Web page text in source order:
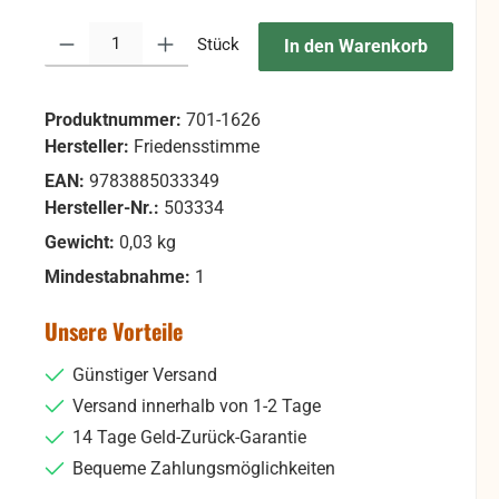
Produkt Anzahl: Gib den gewünschten Wert ein oder benutze
Stück In den Warenkorb
Produktnummer: 701-1626
Hersteller: Friedensstimme
EAN: 9783885033349
Hersteller-Nr.: 503334
Gewicht: 0,03 kg
Mindestabnahme: 1
Unsere Vorteile
Günstiger Versand
Versand innerhalb von 1-2 Tage
14 Tage Geld-Zurück-Garantie
Bequeme Zahlungsmöglichkeiten